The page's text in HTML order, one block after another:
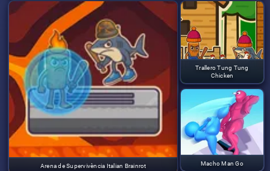
Arena de Supervivència Italian Brainrot
Trallero Tung Tung
Chicken
Macho Man Go